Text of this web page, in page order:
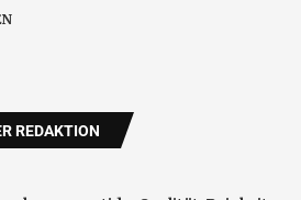
REDAKTION